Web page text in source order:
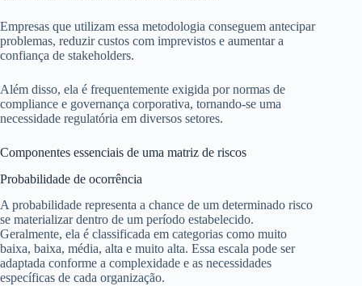
Empresas que utilizam essa metodologia conseguem antecipar
problemas, reduzir custos com imprevistos e aumentar a
confiança de stakeholders.
Além disso, ela é frequentemente exigida por normas de
compliance e governança corporativa, tornando-se uma
necessidade regulatória em diversos setores.
Componentes essenciais de uma matriz de riscos
Probabilidade de ocorrência
A probabilidade representa a chance de um determinado risco
se materializar dentro de um período estabelecido.
Geralmente, ela é classificada em categorias como muito
baixa, baixa, média, alta e muito alta. Essa escala pode ser
adaptada conforme a complexidade e as necessidades
específicas de cada organização.